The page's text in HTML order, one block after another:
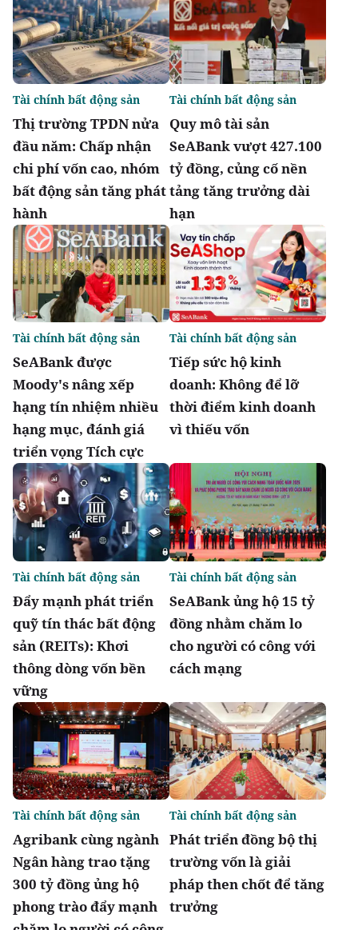
Thị trường TPDN nửa
đầu năm: Chấp nhận
chi phí vốn cao, nhóm
bất động sản tăng phát
hành
Tài chính bất động sản
Quy mô tài sản
SeABank vượt 427.100
tỷ đồng, củng cố nền
tảng tăng trưởng dài
hạn
Tài chính bất động sản
SeABank được
Moody's nâng xếp
hạng tín nhiệm nhiều
hạng mục, đánh giá
triển vọng Tích cực
Tài chính bất động sản
Tiếp sức hộ kinh
doanh: Không để lỡ
thời điểm kinh doanh
vì thiếu vốn
Tài chính bất động sản
Đẩy mạnh phát triển
quỹ tín thác bất động
sản (REITs): Khơi
thông dòng vốn bền
vững
Tài chính bất động sản
SeABank ủng hộ 15 tỷ
đồng nhằm chăm lo
cho người có công với
cách mạng
Tài chính bất động sản
Agribank cùng ngành
Ngân hàng trao tặng
300 tỷ đồng ủng hộ
phong trào đẩy mạnh
Tài chính bất động sản
Phát triển đồng bộ thị
trường vốn là giải
pháp then chốt để tăng
trưởng
Tài chính bất động sản